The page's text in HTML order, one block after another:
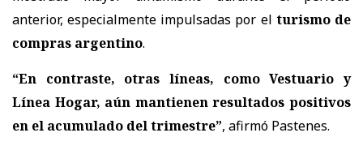
anterior, especialmente impulsadas por el turismo de
compras argentino.
“En contraste, otras líneas, como Vestuario y
Línea Hogar, aún mantienen resultados positivos
en el acumulado del trimestre”, afirmó Pastenes.